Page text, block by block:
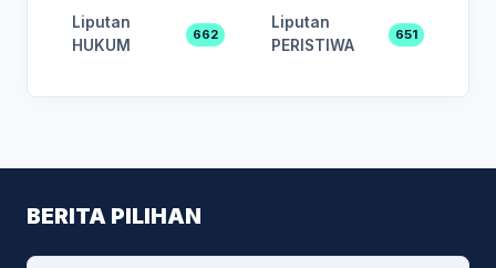
Liputan
HUKUM
662
Liputan
PERISTIWA
651
BERITA PILIHAN